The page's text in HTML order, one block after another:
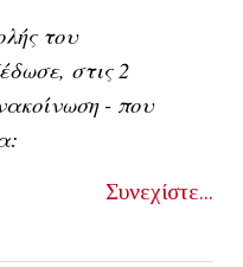
του
στις 2
- που
Συνεχίστε...